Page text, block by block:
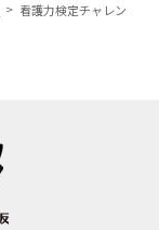
看護力検定チャレン